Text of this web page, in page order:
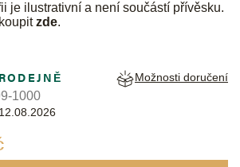
je ilustrativní a není součástí přívěsku.
zde.
12.08.2026
Možnosti doručení
1000